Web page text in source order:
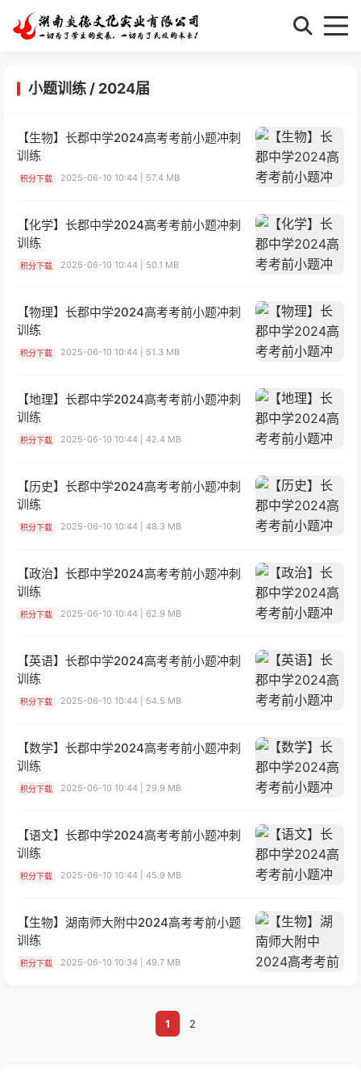
小题训练 / 2024届
【生物】长郡中学2024高考考前小题冲刺
训练
积分下载 2025-06-10 10:44 | 57.4 MB
【化学】长郡中学2024高考考前小题冲刺
训练
积分下载 2025-06-10 10:44 | 50.1 MB
【物理】长郡中学2024高考考前小题冲刺
训练
积分下载 2025-06-10 10:44 | 51.3 MB
【地理】长郡中学2024高考考前小题冲刺
训练
积分下载 2025-06-10 10:44 | 42.4 MB
【历史】长郡中学2024高考考前小题冲刺
训练
积分下载 2025-06-10 10:44 | 48.3 MB
【政治】长郡中学2024高考考前小题冲刺
训练
积分下载 2025-06-10 10:44 | 62.9 MB
【英语】长郡中学2024高考考前小题冲刺
训练
积分下载 2025-06-10 10:44 | 54.5 MB
【数学】长郡中学2024高考考前小题冲刺
训练
积分下载 2025-06-10 10:44 | 29.9 MB
【语文】长郡中学2024高考考前小题冲刺
训练
积分下载 2025-06-10 10:44 | 45.9 MB
【生物】湖南师大附中2024高考考前小题
训练
积分下载 2025-06-10 10:34 | 49.7 MB
1 2